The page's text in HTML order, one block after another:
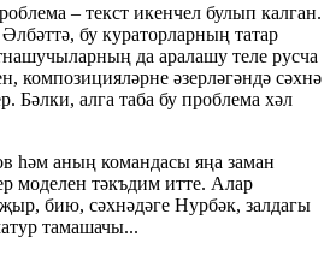
– текст икенчел булып калган.
бу кураторларның татар
да аралашу теле русча
композицияләрне әзерләгәндә сәхнә
Бәлки, алга таба бу проблема хәл
һәм аның командасы яңа заман
моделен тәкъдим итте. Алар
бию, сәхнәдәге Нурбәк, залдагы
тамашачы...